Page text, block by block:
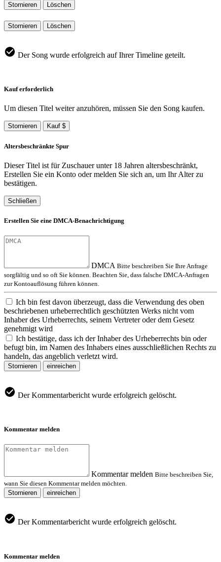
Stornieren Löschen
Stornieren Löschen
Der Song wurde erfolgreich auf Ihrer Timeline geteilt.
Kauf erforderlich
Um diesen Titel weiter anzuhören, müssen Sie den Song kaufen.
Stornieren Kauf $
Altersbeschränkte Spur
Dieser Titel ist für Zuschauer unter 18 Jahren altersbeschränkt,
Erstellen Sie ein Konto oder melden Sie sich an, um Ihr Alter zu
bestätigen.
Schließen
Erstellen Sie eine DMCA-Benachrichtigung
DMCA Bitte beschreiben Sie Ihre Anfrage
sorgfältig und so oft Sie können. Beachten Sie, dass falsche DMCA-Anfragen
zur Kontoauflösung führen können.
Ich bin fest davon überzeugt, dass die Verwendung des oben
beschriebenen urheberrechtlich geschützten Werks nicht vom
Inhaber des Urheberrechts, seinem Vertreter oder dem Gesetz
genehmigt wird
Ich bestätige, dass ich der Inhaber des Urheberrechts bin oder
befugt bin, im Namen des Inhabers eines ausschließlichen Rechts zu
handeln, das angeblich verletzt wird.
Stornieren einreichen
Der Kommentarbericht wurde erfolgreich gelöscht.
Kommentar melden
Kommentar melden Bitte beschreiben Sie,
wann Sie diesen Kommentar melden möchten.
Stornieren
einreichen
Der Kommentarbericht wurde erfolgreich gelöscht.
Kommentar melden